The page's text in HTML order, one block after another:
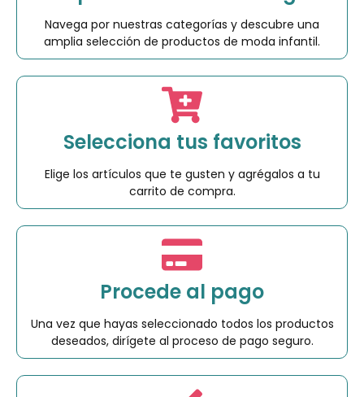
Navega por nuestras categorías y descubre una
amplia selección de productos de moda infantil.
Selecciona tus favoritos
Elige los artículos que te gusten y agrégalos a tu
carrito de compra.
Procede al pago
Una vez que hayas seleccionado todos los productos
deseados, dirígete al proceso de pago seguro.